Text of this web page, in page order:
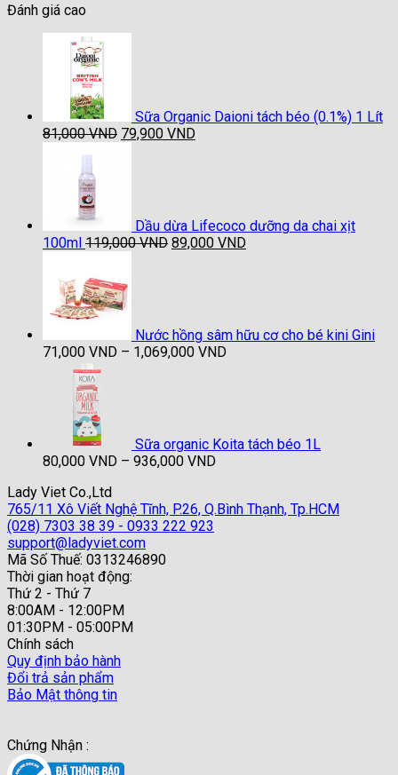
Đánh giá cao
Sữa Organic Daioni tách béo (0.1%) 1 Lít
81,000VND Giá
79,900 VNDGiá
Dầu dừa Lifecoco dưỡng da chai xịt
100ml 119,000VND Giá
89,000 VNDGiá
Nước hồng sâm hữu cơ cho bé kini Gini
71,000 VND – 1,069,000 VNDKhoảng
1,069,000 VND
Sữa organic Koita tách béo 1L
80,000 VND – 936,000 VNDKhoảng
80,000 VND
Lady Viet Co.,Ltd
765/11 Xô Viết Nghệ Tĩnh, P.26, Q.Bình Thạnh, Tp.HCM
(028) 7303 38 39 - 0933 222 923
support@ladyviet.com
Mã Số Thuế: 0313246890
Thời gian hoạt động:
Thứ 2 - Thứ 7
8:00AM - 12:00PM
01:30PM - 05:00PM
Chính sách
Quy định bảo hành
Đổi trả sản phẩm
Bảo Mật thông tin
Chứng Nhận :